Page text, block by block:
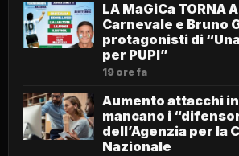
LA MaGiCa TORNA
Carnevale e Bruno
protagonisti di
per PUPI”
19 ore fa
Aumento attacchi
mancano i
dell’Agenzia per la
Nazionale